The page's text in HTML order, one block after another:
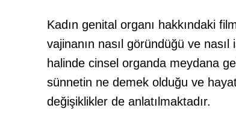
Kadın genital organı hakkındaki
vajinanın nasıl göründüğü ve
halinde cinsel organda meydana
sünnetin ne demek olduğu ve
değişiklikler de anlatılmaktadır.